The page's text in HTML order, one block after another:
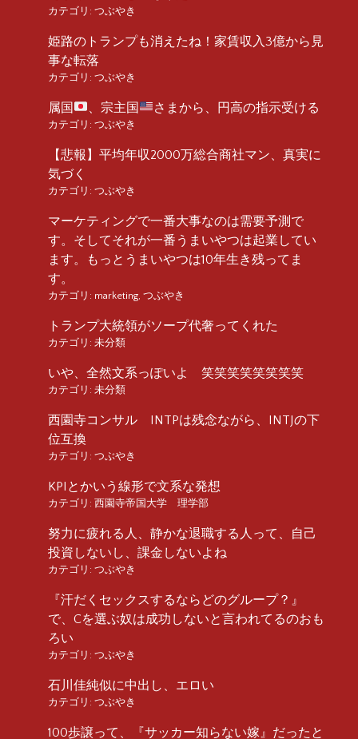
カテゴリ: つぶやき
姫路のトランプも消えたね！家賃収入3億から見
事な転落
カテゴリ: つぶやき
属国 、宗主国 さまから、円高の指示受ける
カテゴリ: つぶやき
【悲報】平均年収2000万総合商社マン、真実に
気づく
カテゴリ: つぶやき
マーケティングで一番大事なのは需要予測で
す。そしてそれが一番うまいやつは起業してい
ます。もっとうまいやつは10年生き残ってま
す。
カテゴリ: marketing つぶやき
トランプ大統領がソープ代奢ってくれた
カテゴリ: 未分類
いや、全然文系っぽいよ 笑笑笑笑笑笑笑笑
カテゴリ: 未分類
西園寺コンサル INTPは残念ながら、INTJの下
位互換
カテゴリ: つぶやき
KPIとかいう線形で文系な発想
カテゴリ: 西園寺帝国大学 理学部
努力に疲れる人、静かな退職する人って、自己
投資しないし、課金しないよね
カテゴリ: つぶやき
『汗だくセックスするならどのグループ？』
で、Cを選ぶ奴は成功しないと言われてるのおも
ろい
カテゴリ: つぶやき
石川佳純似に中出し、エロい
カテゴリ: つぶやき
100歩譲って、『サッカー知らない嫁』だったと